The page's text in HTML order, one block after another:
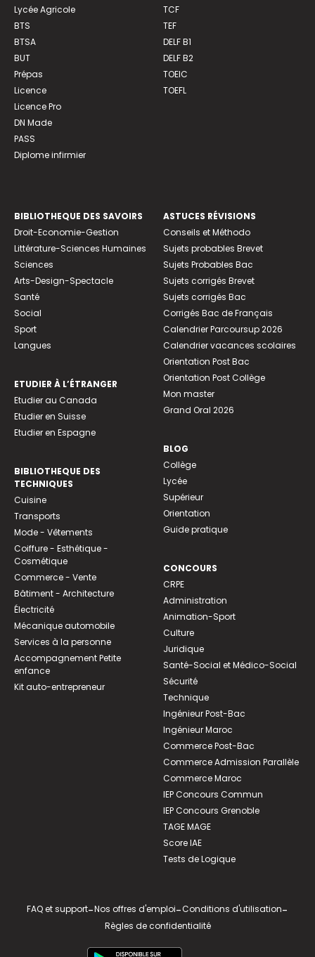
Lycée Agricole
BTS
BTSA
BUT
Prépas
Licence
Licence Pro
DN Made
PASS
Diplome infirmier
TCF
TEF
DELF B1
DELF B2
TOEIC
TOEFL
BIBLIOTHEQUE DES SAVOIRS
Droit-Economie-Gestion
Littérature-Sciences Humaines
Sciences
Arts-Design-Spectacle
Santé
Social
Sport
Langues
ETUDIER À L’ÉTRANGER
Etudier au Canada
Etudier en Suisse
Etudier en Espagne
BIBLIOTHEQUE DES
TECHNIQUES
Cuisine
Transports
Mode - Vêtements
Coiffure - Esthétique -
Cosmétique
Commerce - Vente
Bâtiment - Architecture
Électricité
Mécanique automobile
Services à la personne
Accompagnement Petite
enfance
Kit auto-entrepreneur
ASTUCES RÉVISIONS
Conseils et Méthodo
Sujets probables Brevet
Sujets Probables Bac
Sujets corrigés Brevet
Sujets corrigés Bac
Corrigés Bac de Français
Calendrier Parcoursup 2026
Calendrier vacances scolaires
Orientation Post Bac
Orientation Post Collège
Mon master
Grand Oral 2026
BLOG
Collège
Lycée
Supérieur
Orientation
Guide pratique
CONCOURS
CRPE
Administration
Animation-Sport
Culture
Juridique
Santé-Social et Médico-Social
Sécurité
Technique
Ingénieur Post-Bac
Ingénieur Maroc
Commerce Post-Bac
Commerce Admission Parallèle
Commerce Maroc
IEP Concours Commun
IEP Concours Grenoble
TAGE MAGE
Score IAE
Tests de Logique
FAQ et support-Nos offres d'emploi-Conditions d'utilisation-
Règles de confidentialité